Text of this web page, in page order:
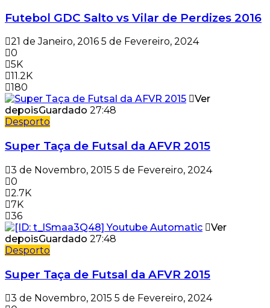
Futebol GDC Salto vs Vilar de Perdizes 2016
21 de Janeiro, 2016 5 de Fevereiro, 2024
0
5K
11.2K
180
Ver
depoisGuardado 27:48
Desporto
Super Taça de Futsal da AFVR 2015
3 de Novembro, 2015 5 de Fevereiro, 2024
0
2.7K
7K
36
Ver
depoisGuardado 27:48
Desporto
Super Taça de Futsal da AFVR 2015
3 de Novembro, 2015 5 de Fevereiro, 2024